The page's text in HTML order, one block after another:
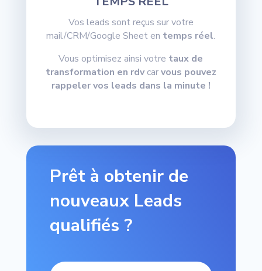
Vos leads sont reçus sur votre
mail/CRM/Google Sheet en temps réel.
Vous optimisez ainsi votre taux de
transformation en rdvcarvous pouvez
rappeler vos leads dans la minute !
Prêt à obtenir de
nouveaux Leads
qualifiés ?